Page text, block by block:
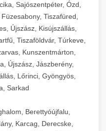
sajtreszelő
berendezések és
kellékek.
éttermi és catering
megoldások
Sajószentpéter, Ózd,
Tiszafüred,
Újszász, Kisújszállás,
Tiszaföldvár, Túrkeve,
Kunszentmárton,
Újszász, Jászberény,
Lőrinci, Gyöngyös,
Sarkad
Berettyóújfalu,
Karcag, Derecske,